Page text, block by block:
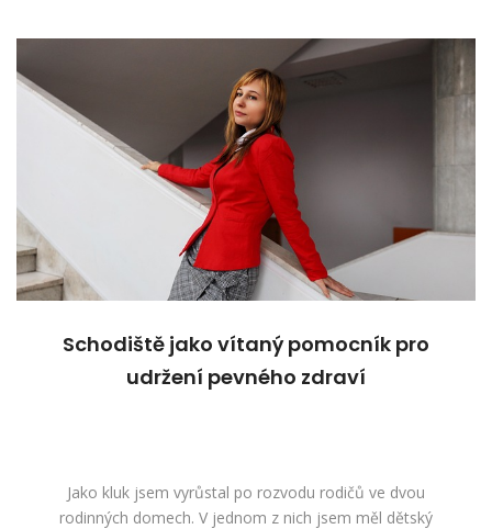
Schodiště jako vítaný pomocník pro
udržení pevného zdraví
Jako kluk jsem vyrůstal po rozvodu rodičů ve dvou
rodinných domech. V jednom z nich jsem měl dětský